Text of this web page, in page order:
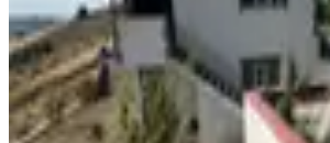
Germenicia Gayrimenkul Celalettin Yarpuz
Ara